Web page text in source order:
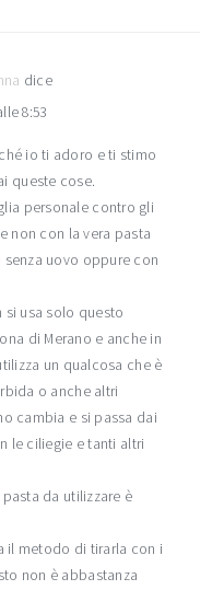
dice
8:53
io ti adoro e ti stimo
queste cose.
personale contro gli
non con la vera pasta
uovo oppure con
si usa solo questo
di Merano e anche in
un qualcosa che è
o anche altri
cambia e si passa dai
le ciliegie e tanti altri
da utilizzare è
il metodo di tirarla con i
non è abbastanza